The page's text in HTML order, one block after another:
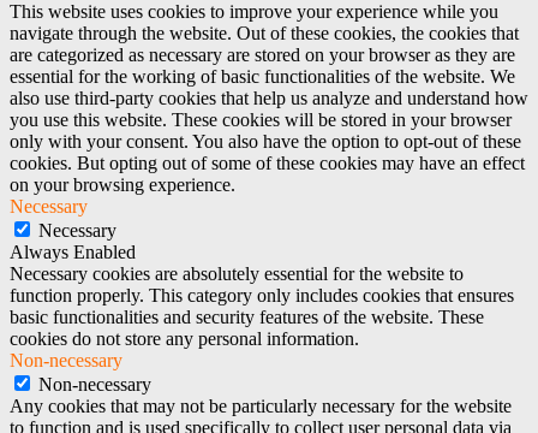
This website uses cookies to improve your experience while you
navigate through the website. Out of these cookies, the cookies that
are categorized as necessary are stored on your browser as they are
essential for the working of basic functionalities of the website. We
also use third-party cookies that help us analyze and understand how
you use this website. These cookies will be stored in your browser
only with your consent. You also have the option to opt-out of these
cookies. But opting out of some of these cookies may have an effect
on your browsing experience.
Necessary
Necessary
Always Enabled
Necessary cookies are absolutely essential for the website to
function properly. This category only includes cookies that ensures
basic functionalities and security features of the website. These
cookies do not store any personal information.
Non-necessary
Non-necessary
Any cookies that may not be particularly necessary for the website
to function and is used specifically to collect user personal data via